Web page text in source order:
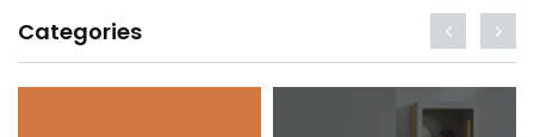
Categories